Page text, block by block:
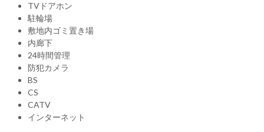
TVドアホン
駐輪場
敷地内ゴミ置き場
内廊下
24時間管理
防犯カメラ
BS
CS
CATV
インターネット